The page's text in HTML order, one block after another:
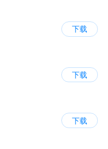
下载
下载
下载